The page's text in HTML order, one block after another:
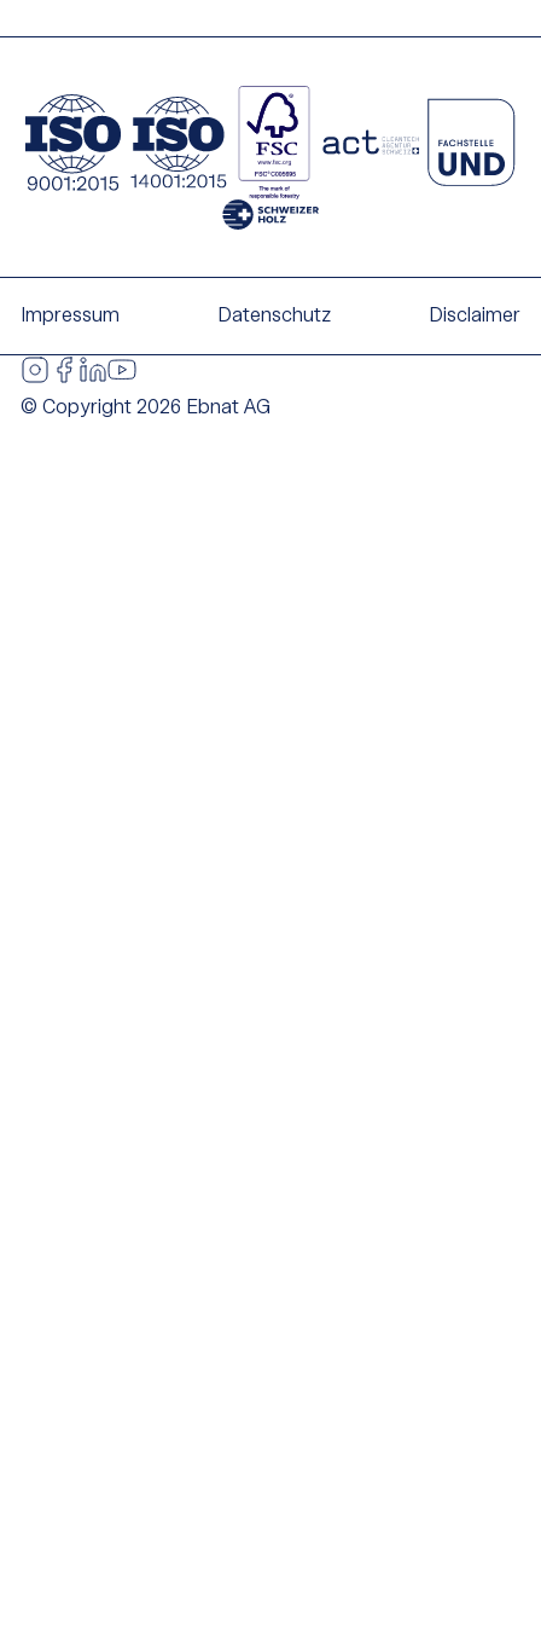
Impressum Datenschutz Disclaimer
© Copyright 2026 Ebnat AG